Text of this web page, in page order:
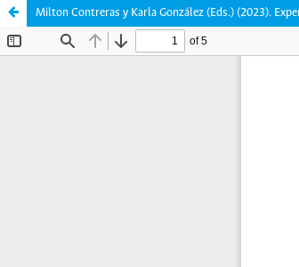
Milton Contreras y Karla González (Eds.) (2023).